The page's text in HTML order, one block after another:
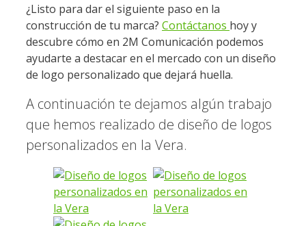
¿Listo para dar el siguiente paso en la
construcción de tu marca? Contáctanos hoy y
descubre cómo en 2M Comunicación podemos
ayudarte a destacar en el mercado con un diseño
de logo personalizado que dejará huella.
A continuación te dejamos algún trabajo
que hemos realizado de diseño de logos
personalizados en la Vera.